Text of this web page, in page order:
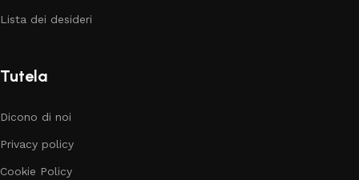
Lista dei desideri
Tutela
Dicono di noi
Privacy policy
Cookie Policy